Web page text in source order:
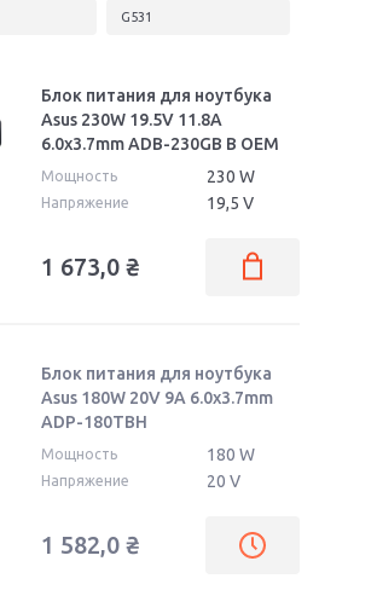
G531
Блок питания для ноутбука
Asus 230W 19.5V 11.8A
6.0x3.7mm ADB-230GB B OEM
Мощность 230 W
Напряжение 19,5 V
1 673,0 ₴
Блок питания для ноутбука
Asus 180W 20V 9A 6.0x3.7mm
ADP-180TBH
Мощность 180 W
Напряжение 20 V
1 582,0 ₴